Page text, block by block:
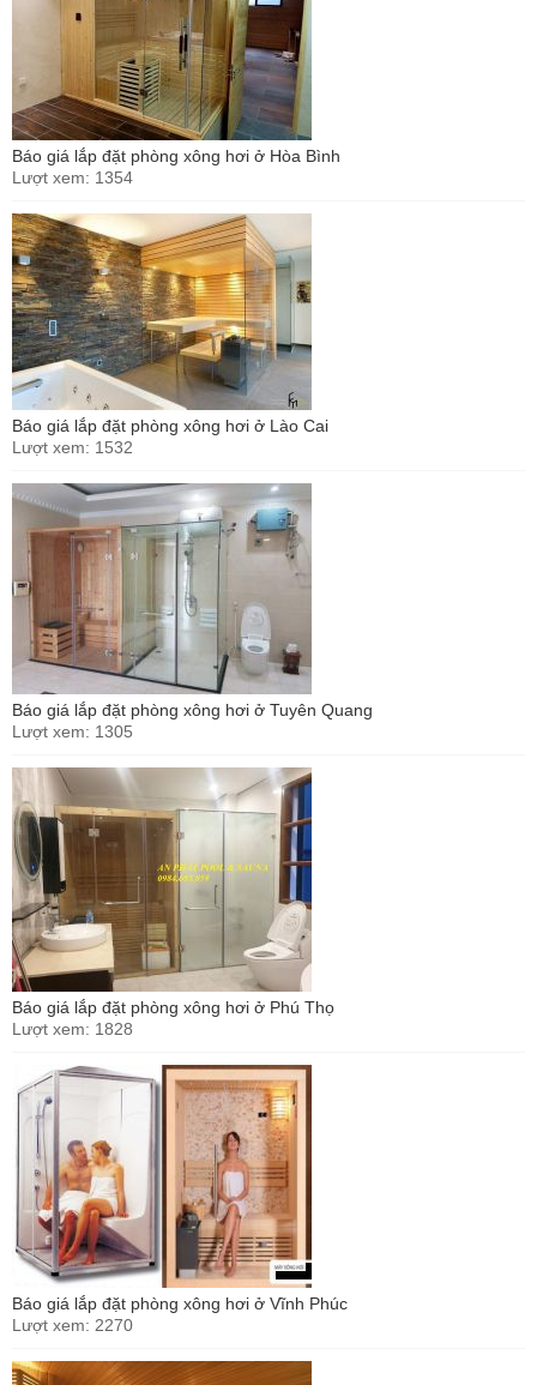
Báo giá lắp đặt phòng xông hơi ở Hòa Bình
Lượt xem: 1354
Báo giá lắp đặt phòng xông hơi ở Lào Cai
Lượt xem: 1532
Báo giá lắp đặt phòng xông hơi ở Tuyên Quang
Lượt xem: 1305
Báo giá lắp đặt phòng xông hơi ở Phú Thọ
Lượt xem: 1828
Báo giá lắp đặt phòng xông hơi ở Vĩnh Phúc
Lượt xem: 2270